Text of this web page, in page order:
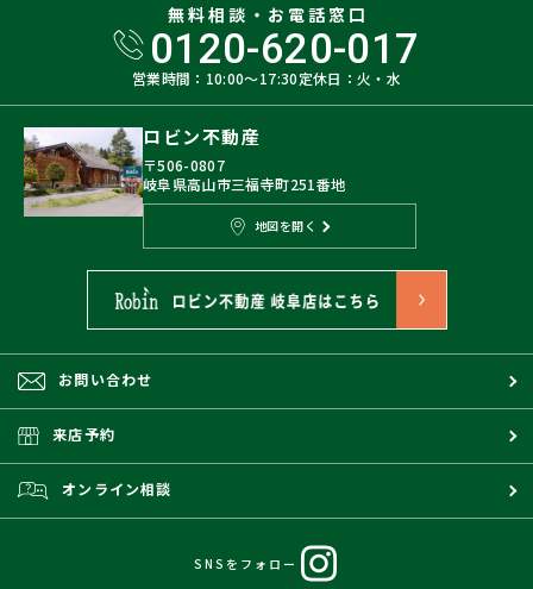
無料相談・お電話窓口
0120-620-017
営業時間：10:00〜17:30定休日：火・水
ロビン不動産
〒506-0807
岐阜県高山市三福寺町251番地
地図を開く
お問い合わせ
来店予約
オンライン相談
SNSをフォロー